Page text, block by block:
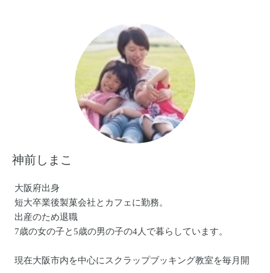
「ＶＥＮＵＳ ＷＥＳＴ2004」メンバー。
第1子妊娠を機にチアリーダーは引退するも 第2子出産
後、関西在住チアリーダー経験者ばかりのママチアサーク
ル「チアプラチナム☆ＷＥＳT」を設立。第3子出産後、現
役チアリーダーとして再々復帰。
神前しまこ
大阪府出身
短大卒業後製菓会社とカフェに勤務。
出産のため退職
7歳の女の子と5歳の男の子の4人で暮らしています。
現在大阪市内を中心にスクラップブッキング教室を毎月開